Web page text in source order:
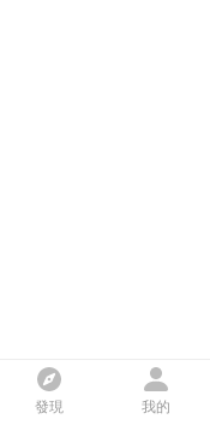
發現 我的